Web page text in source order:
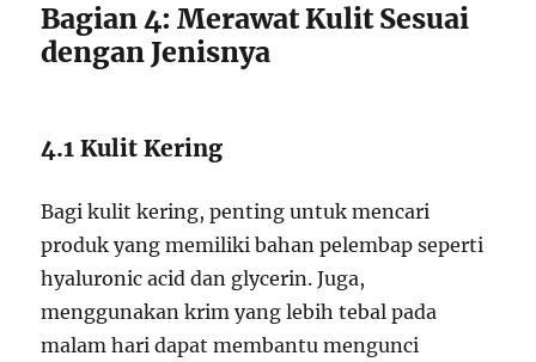
Bagian 4: Merawat Kulit Sesuai
dengan Jenisnya
4.1 Kulit Kering
Bagi kulit kering, penting untuk mencari
produk yang memiliki bahan pelembap seperti
hyaluronic acid dan glycerin. Juga,
menggunakan krim yang lebih tebal pada
malam hari dapat membantu mengunci